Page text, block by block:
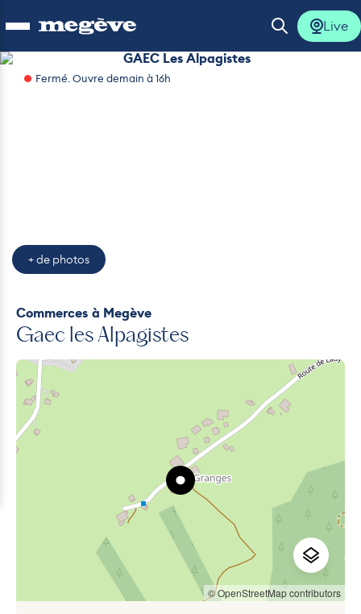
Ouvrir le menu Ouvrir la
Live
Commerces à Megève
Gaec les Alpagistes
GAEC Les Alpagistes
+ de photos
Fermé. Ouvre demain à 16h
© OpenStreetMap contributors